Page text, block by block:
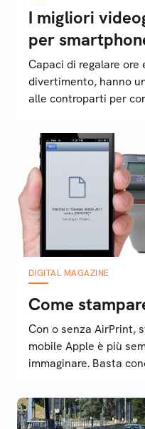
I migliori
per
Capaci di regalare
divertimento, hanno
alle controparti per
DIGITAL MAGAZINE
Come
Con o senza AirPrint,
mobile Apple è più
immaginare. Basta